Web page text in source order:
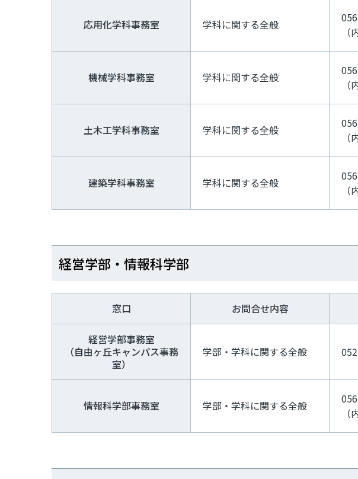
応用化学科事務室 学科に関する全般
機械学科事務室 学科に関する全般
土木工学科事務室 学科に関する全般
建築学科事務室 学科に関する全般
経営学部・情報科学部
窓口 お問合せ内容
経営学部事務室
（自由ヶ丘キャンパス事務
室）
学部・学科に関する全般
情報科学部事務室 学部・学科に関する全般